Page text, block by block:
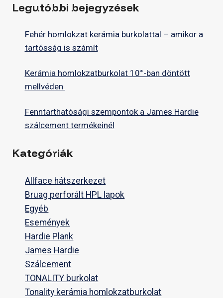
Legutóbbi bejegyzések
Fehér homlokzat kerámia burkolattal – amikor a
tartósság is számít
Kerámia homlokzatburkolat 10°-ban döntött
mellvéden
Fenntarthatósági szempontok a James Hardie
szálcement termékeinél
Kategóriák
Allface hátszerkezet
Bruag perforált HPL lapok
Egyéb
Események
Hardie Plank
James Hardie
Szálcement
TONALITY burkolat
Tonality kerámia homlokzatburkolat